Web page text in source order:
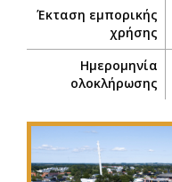
Έκταση εμπορικής
χρήσης
Ημερομηνία
ολοκλήρωσης